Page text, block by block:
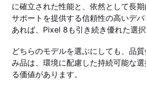
に確立された性能と、依然として長
サポートを提供する信頼性の高いデ
あれば、Pixel 8も引き続き優れた選択
どちらのモデルを選ぶにしても、品
み品は、環境に配慮した持続可能な
る価値があります。